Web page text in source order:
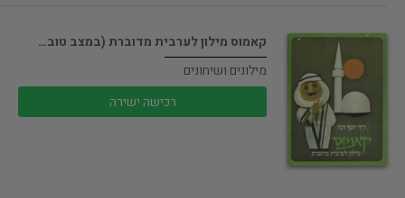
קאמוס מילון לערבית מדוברת (במצב טוב…
מילונים ושיחונים
רכישה ישירה